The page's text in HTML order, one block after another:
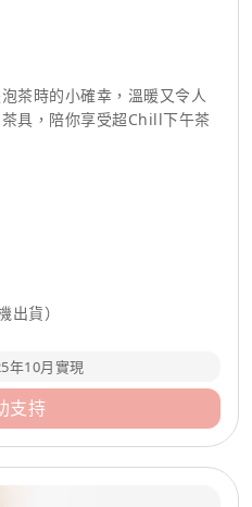
茶時的小確幸，溫暖又令人
具，陪你享受超Chill下午茶
貨）
年10月實現
支持